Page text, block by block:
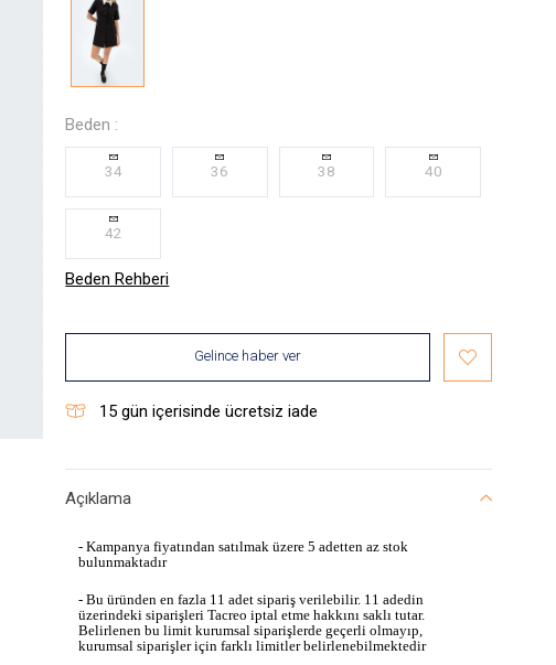
Beden Rehberi
Beden :
34 36 38 40
42
Gelince haber ver
15 gün içerisinde ücretsiz iade
Açıklama
- Kampanya fiyatından satılmak üzere 5 adetten az stok
bulunmaktadır
- Bu üründen en fazla 11 adet sipariş verilebilir. 11 adedin
üzerindeki siparişleri Tacreo iptal etme hakkını saklı tutar.
Belirlenen bu limit kurumsal siparişlerde geçerli olmayıp,
kurumsal siparişler için farklı limitler belirlenebilmektedir